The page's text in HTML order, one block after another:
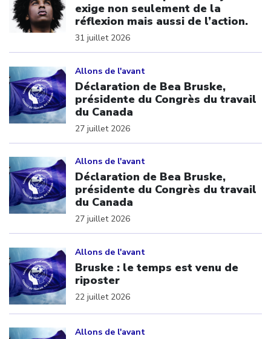
exige non seulement de la
réflexion mais aussi de l’action.
31 juillet 2026
Allons de l'avant
Déclaration de Bea Bruske,
présidente du Congrès du travail
du Canada
27 juillet 2026
Allons de l'avant
Déclaration de Bea Bruske,
présidente du Congrès du travail
du Canada
27 juillet 2026
Allons de l'avant
Bruske : le temps est venu de
riposter
22 juillet 2026
Allons de l'avant